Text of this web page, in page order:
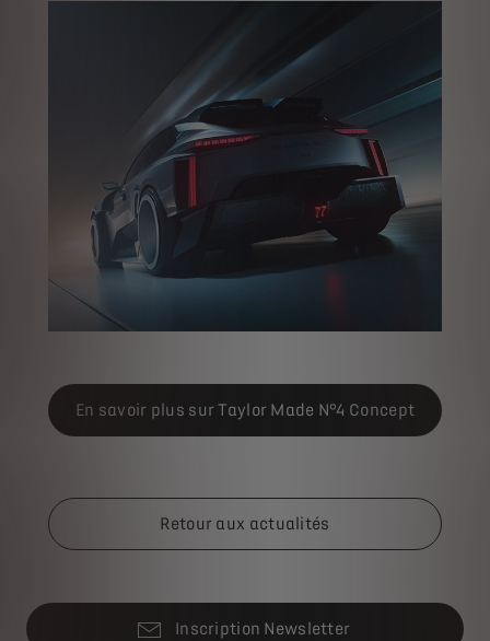
En savoir plus sur Taylor Made N°4 Concept
Retour aux actualités
Inscription Newsletter